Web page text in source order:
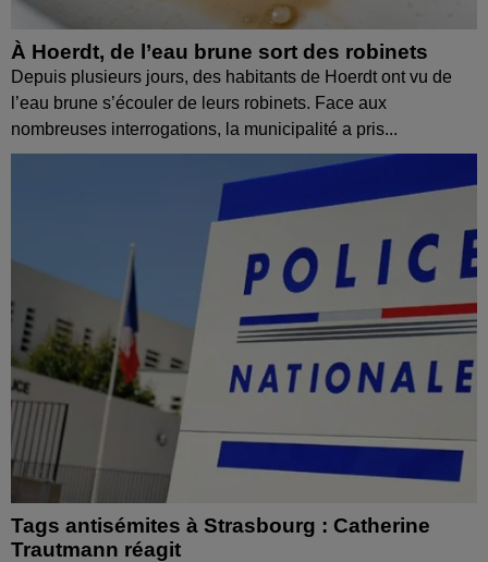
À Hoerdt, de l’eau brune sort des robinets
Depuis plusieurs jours, des habitants de Hoerdt ont vu de
l’eau brune s’écouler de leurs robinets. Face aux
nombreuses interrogations, la municipalité a pris...
Tags antisémites à Strasbourg : Catherine
Trautmann réagit